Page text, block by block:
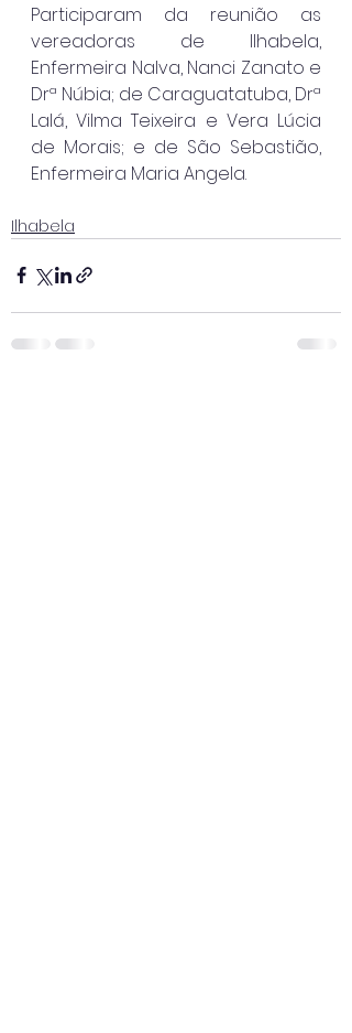
Participaram da reunião as
vereadoras de Ilhabela,
Enfermeira Nalva, Nanci Zanato e
Drª Núbia; de Caraguatatuba, Drª
Lalá, Vilma Teixeira e Vera Lúcia
de Morais; e de São Sebastião,
Enfermeira Maria Angela.
Ilhabela